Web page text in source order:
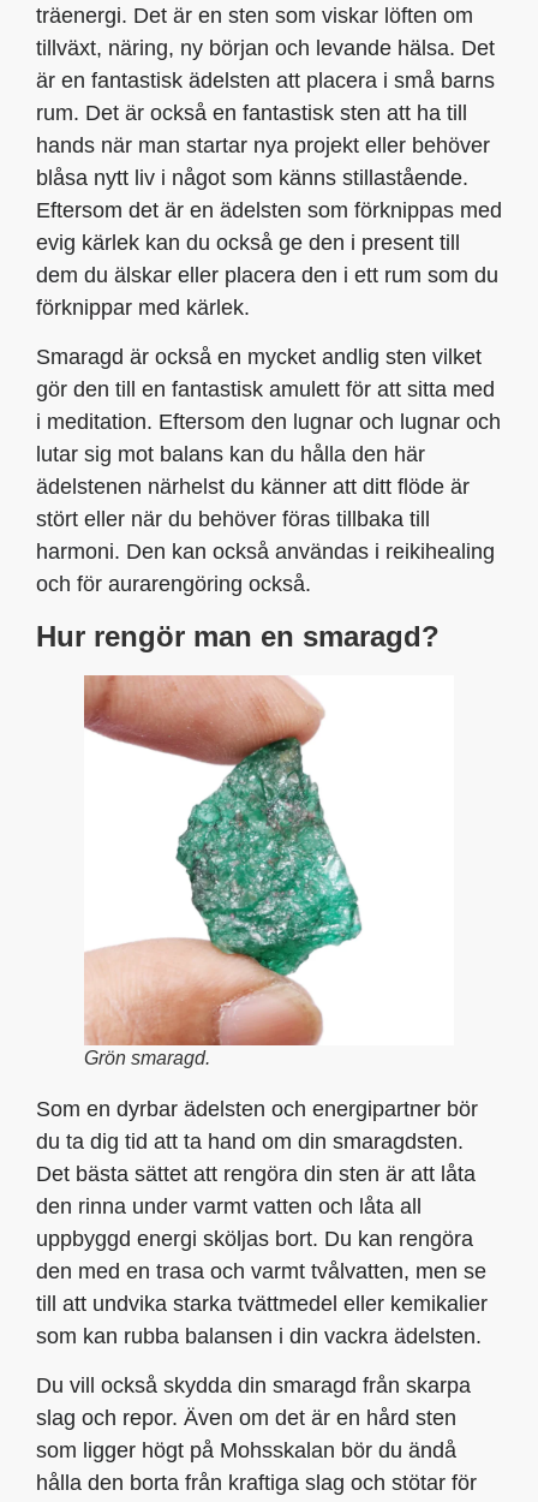
träenergi. Det är en sten som viskar löften om
tillväxt, näring, ny början och levande hälsa. Det
är en fantastisk ädelsten att placera i små barns
rum. Det är också en fantastisk sten att ha till
hands när man startar nya projekt eller behöver
blåsa nytt liv i något som känns stillastående.
Eftersom det är en ädelsten som förknippas med
evig kärlek kan du också ge den i present till
dem du älskar eller placera den i ett rum som du
förknippar med kärlek.
Smaragd är också en mycket andlig sten vilket
gör den till en fantastisk amulett för att sitta med
i meditation. Eftersom den lugnar och lugnar och
lutar sig mot balans kan du hålla den här
ädelstenen närhelst du känner att ditt flöde är
stört eller när du behöver föras tillbaka till
harmoni. Den kan också användas i reikihealing
och för aurarengöring också.
Hur rengör man en smaragd?
Grön smaragd.
Som en dyrbar ädelsten och energipartner bör
du ta dig tid att ta hand om din smaragdsten.
Det bästa sättet att rengöra din sten är att låta
den rinna under varmt vatten och låta all
uppbyggd energi sköljas bort. Du kan rengöra
den med en trasa och varmt tvålvatten, men se
till att undvika starka tvättmedel eller kemikalier
som kan rubba balansen i din vackra ädelsten.
Du vill också skydda din smaragd från skarpa
slag och repor. Även om det är en hård sten
som ligger högt på Mohsskalan bör du ändå
hålla den borta från kraftiga slag och stötar för